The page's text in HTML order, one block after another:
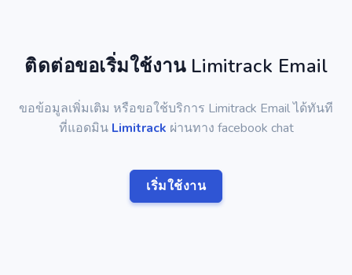
ติดต่อขอเริ่มใช้งาน Limitrack Email
ขอข้อมูลเพิ่มเติม หรือขอใช้บริการ Limitrack Email ได้ทันที
ที่แอดมิน Limitrack ผ่านทาง facebook chat
เริ่มใช้งาน